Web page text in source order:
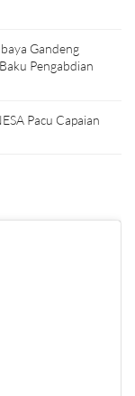
Gandeng
Pengabdian
Pacu Capaian